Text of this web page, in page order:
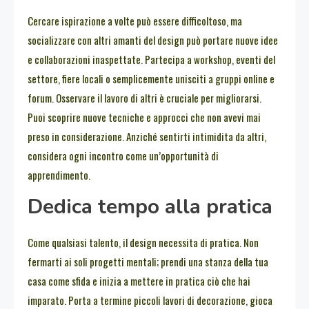
Cercare ispirazione a volte può essere difficoltoso, ma
socializzare con altri amanti del design può portare nuove idee
e collaborazioni inaspettate. Partecipa a workshop, eventi del
settore, fiere locali o semplicemente unisciti a gruppi online e
forum. Osservare il lavoro di altri è cruciale per migliorarsi.
Puoi scoprire nuove tecniche e approcci che non avevi mai
preso in considerazione. Anziché sentirti intimidita da altri,
considera ogni incontro come un’opportunità di
apprendimento.
Dedica tempo alla pratica
Come qualsiasi talento, il design necessita di pratica. Non
fermarti ai soli progetti mentali; prendi una stanza della tua
casa come sfida e inizia a mettere in pratica ciò che hai
imparato. Porta a termine piccoli lavori di decorazione, gioca